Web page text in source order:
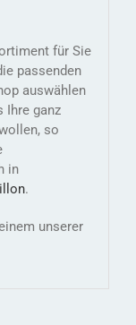
für Sie
passenden
auswählen
Ihre ganz
so
in
.
unserer